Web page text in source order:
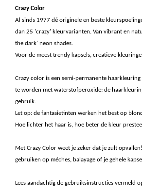
Crazy Color
Al sinds 1977 dé originele en beste
dan 25 'crazy' kleurvarianten. Van vibrant en
the dark' neon shades.
Voor de meest trendy kapsels, creatieve
Crazy color is een semi-permanente
te worden met waterstofperoxide: de
gebruik.
Let op: de fantasietinten werken het best op
Hoe lichter het haar is, hoe beter de kleur
Met Crazy Color weet je zeker dat je zult
gebruiken op méches, balayage of je gehele
Lees aandachtig de gebruiksinstructies vermeld